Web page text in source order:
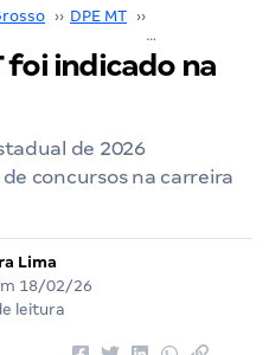
›› DPE MT ››
foi indicado na
de 2026
concursos na carreira
Lima
18/02/26
leitura